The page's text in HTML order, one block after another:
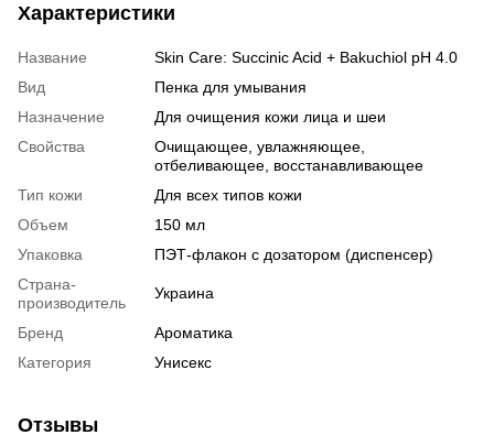
Характеристики
Название
Skin Care: Succinic Acid + Bakuchiol pH 4.0
Вид
Пенка для умывания
Назначение
Для очищения кожи лица и шеи
Свойства
Очищающее, увлажняющее,
отбеливающее, восстанавливающее
Тип кожи
Для всех типов кожи
Объем
150 мл
Упаковка
ПЭТ-флакон с дозатором (диспенсер)
Страна-
производитель
Украина
Бренд
Ароматика
Категория
Унисекс
Отзывы